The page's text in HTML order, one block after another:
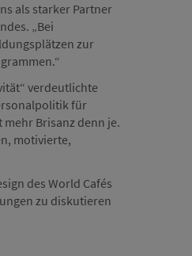
als starker Partner
„Bei
zur
verdeutlichte
für
Brisanz denn je.
motivierte,
des World Cafés
zu diskutieren